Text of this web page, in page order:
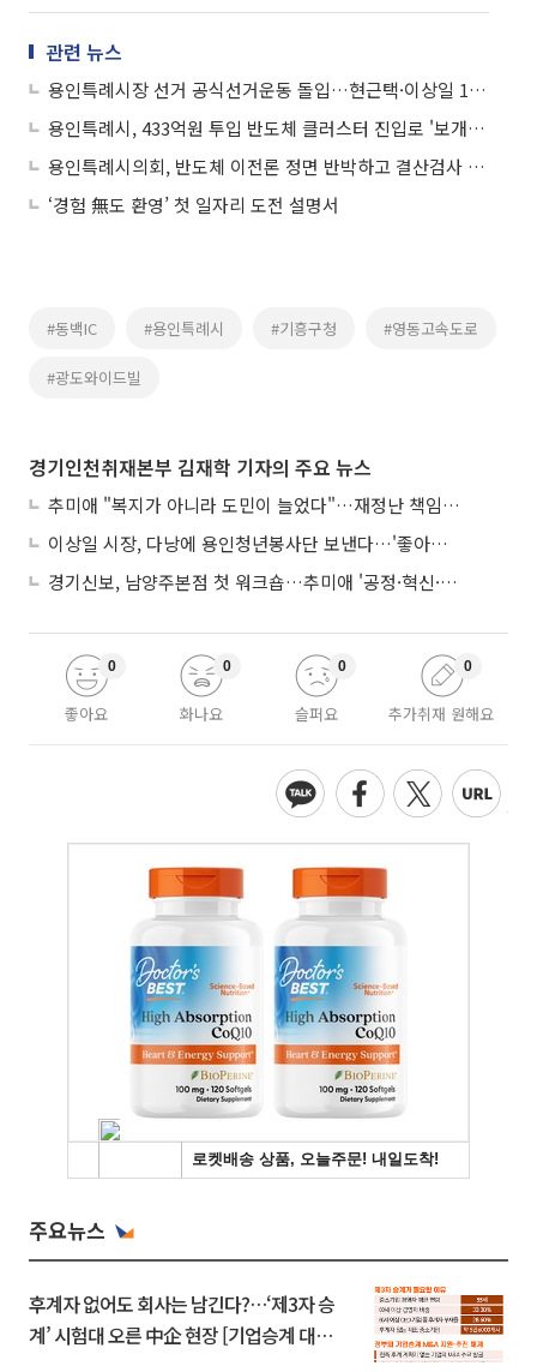
관련 뉴스
용인특례시장 선거 공식선거운동 돌입…현근택·이상일 13일 열전
용인특례시, 433억원 투입 반도체 클러스터 진입로 '보개원삼로' 정식 개통
용인특례시의회, 반도체 이전론 정면 반박하고 결산검사 착수…의정활동 속도
‘경험 無도 환영’ 첫 일자리 도전 설명서
#동백IC #용인특례시 #기흥구청 #영동고속도로
#광도와이드빌
경기인천취재본부 김재학 기자의 주요 뉴스
추미애 "복지가 아니라 도민이 늘었다"…재정난 책임론 정면돌파
이상일 시장, 다낭에 용인청년봉사단 보낸다…'좋아용 거리' 만든다
경기신보, 남양주본점 첫 워크숍…추미애 '공정·혁신·포용' 전면 반영
좋아요
0
화나요
0
슬퍼요
0
추가취재 원해요
0
주요뉴스
후계자 없어도 회사는 남긴다?…‘제3자 승
계’ 시험대 오른 中企 현장 [기업승계 대전